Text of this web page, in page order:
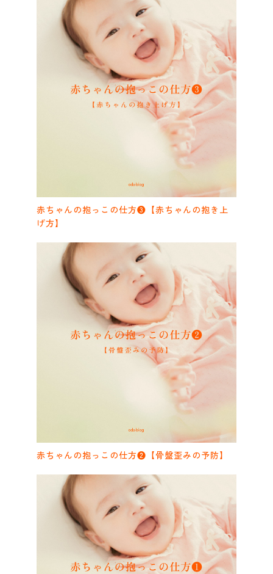
赤ちゃんの抱っこの仕方❸【赤ちゃんの抱き上
げ方】
赤ちゃんの抱っこの仕方❷【骨盤歪みの予防】